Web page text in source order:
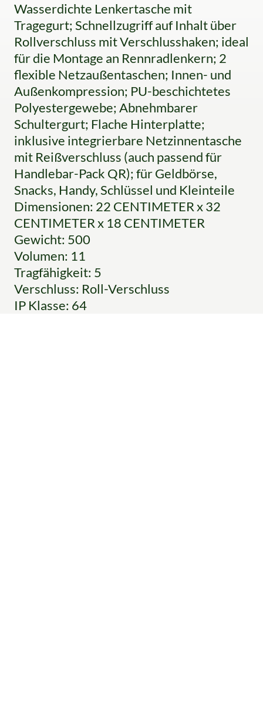
Wasserdichte Lenkertasche mit
Tragegurt; Schnellzugriff auf Inhalt über
Rollverschluss mit Verschlusshaken; ideal
für die Montage an Rennradlenkern; 2
flexible Netzaußentaschen; Innen- und
Außenkompression; PU-beschichtetes
Polyestergewebe; Abnehmbarer
Schultergurt; Flache Hinterplatte;
inklusive integrierbare Netzinnentasche
mit Reißverschluss (auch passend für
Handlebar-Pack QR); für Geldbörse,
Snacks, Handy, Schlüssel und Kleinteile
Dimensionen: 22 CENTIMETER x 32
CENTIMETER x 18 CENTIMETER
Gewicht: 500
Volumen: 11
Tragfähigkeit: 5
Verschluss: Roll-Verschluss
IP Klasse: 64